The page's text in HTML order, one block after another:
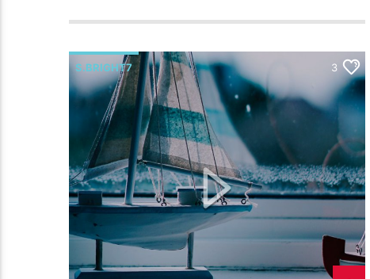
S.BRIGHT7
МУЗЫКАЛЬНАЯ ИСТОРИЯ
3